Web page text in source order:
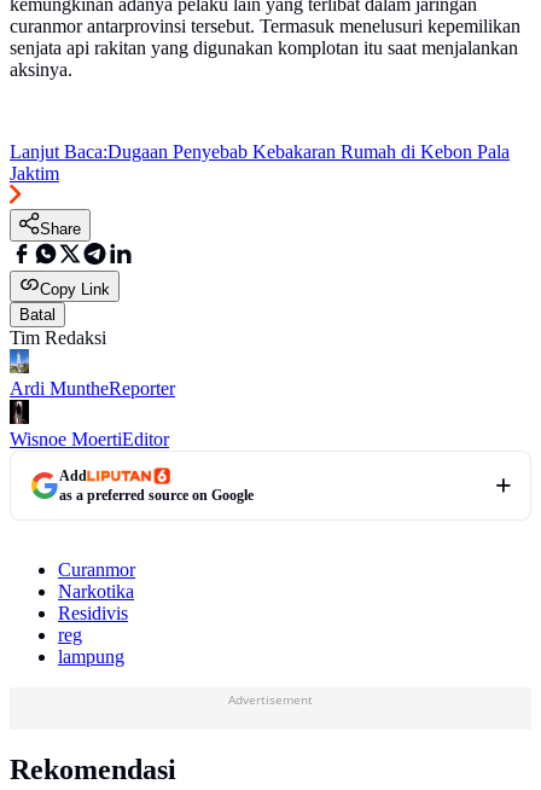
kemungkinan adanya pelaku lain yang terlibat dalam jaringan
curanmor antarprovinsi tersebut. Termasuk menelusuri kepemilikan
senjata api rakitan yang digunakan komplotan itu saat menjalankan
aksinya.
Lanjut Baca:Dugaan Penyebab Kebakaran Rumah di Kebon Pala
Jaktim
Share
Copy Link
Batal
Tim Redaksi
Ardi MuntheReporter
Wisnoe MoertiEditor
Add
as a preferred source on Google
Curanmor
Narkotika
Residivis
reg
lampung
Advertisement
Rekomendasi